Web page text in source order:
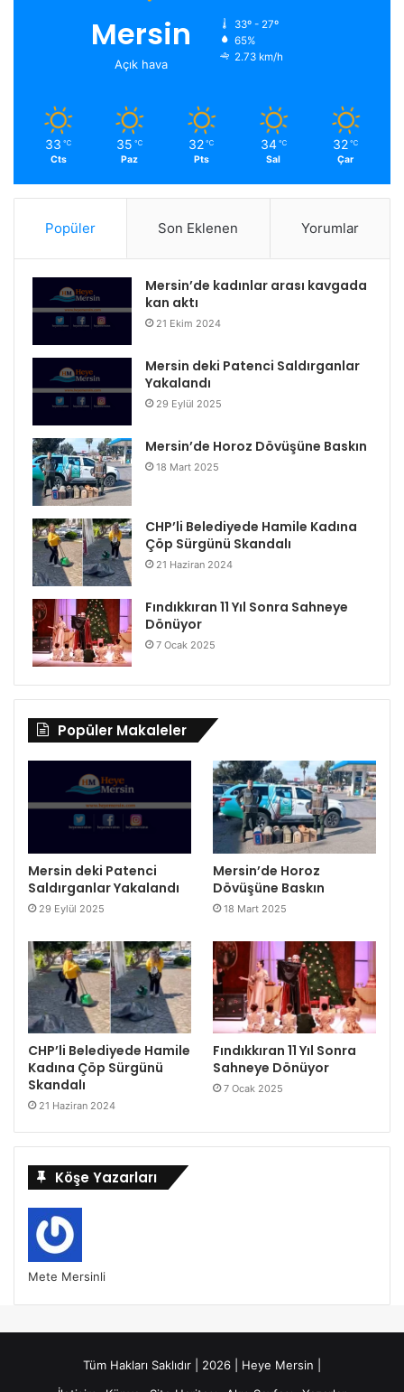
Mersin
Açık hava
33º - 27º
65%
2.73 km/h
33 ℃
Cts
35 ℃
Paz
32 ℃
Pts
34 ℃
Sal
32 ℃
Çar
Popüler Son Eklenen Yorumlar
Mersin’de kadınlar arası kavgada
kan aktı
21 Ekim 2024
Mersin deki Patenci Saldırganlar
Yakalandı
29 Eylül 2025
Mersin’de Horoz Dövüşüne Baskın
18 Mart 2025
CHP’li Belediyede Hamile Kadına
Çöp Sürgünü Skandalı
21 Haziran 2024
Fındıkkıran 11 Yıl Sonra Sahneye
Dönüyor
7 Ocak 2025
Popüler Makaleler
Mersin deki Patenci
Saldırganlar Yakalandı
29 Eylül 2025
Mersin’de Horoz
Dövüşüne Baskın
18 Mart 2025
CHP’li Belediyede Hamile
Kadına Çöp Sürgünü
Skandalı
21 Haziran 2024
Fındıkkıran 11 Yıl Sonra
Sahneye Dönüyor
7 Ocak 2025
Köşe Yazarları
Mete Mersinli
Tüm Hakları Saklıdır | 2026 | Heye Mersin |